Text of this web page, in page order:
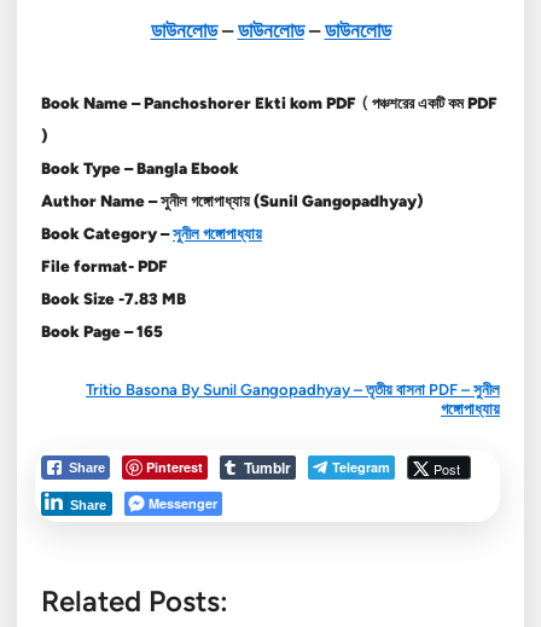
ডাউনলোড–ডাউনলোড–ডাউনলোড
Book Name – Panchoshorer Ekti komPDF (পঞ্চশরের একটি কম PDF
)
Book Type – Bangla Ebook
Author Name – সুনীল গঙ্গোপাধ্যায় (Sunil Gangopadhyay)
Book Category –সুনীল গঙ্গোপাধ্যায়
File format- PDF
Book Size -7.83 MB
Book Page – 165
Tritio Basona By Sunil Gangopadhyay – তৃতীয় বাসনা PDF – সুনীল
গঙ্গোপাধ্যায়
Share Pinterest Tumblr Telegram Post
Share Messenger
Related Posts: